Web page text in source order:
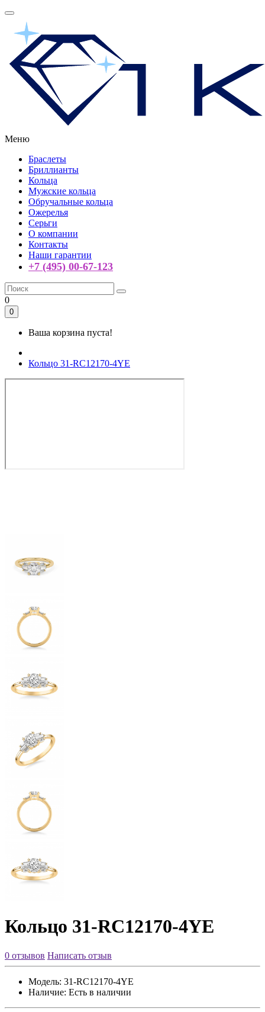
Меню
Браслеты
Бриллианты
Кольца
Мужские кольца
Обручальные кольца
Ожерелья
Серьги
О компании
Контакты
Наши гарантии
+7 (495) 00-67-123
0
0
Ваша корзина пуста!
Кольцо 31-RC12170-4YE
Кольцо 31-RC12170-4YE
0 отзывов Написать отзыв
Модель: 31-RC12170-4YE
Наличие: Есть в наличии